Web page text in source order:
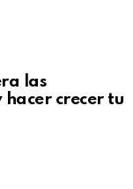
las
crecer tu